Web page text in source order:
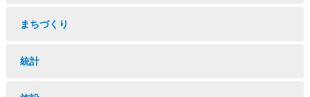
まちづくり
統計